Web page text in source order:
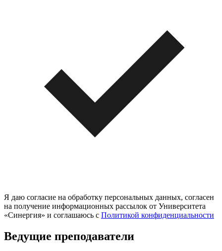
Я даю согласие на обработку персональных данных, согласен
на получение информационных рассылок от Университета
«Синергия» и соглашаюсь c Политикой конфиденциальности
Ведущие преподаватели